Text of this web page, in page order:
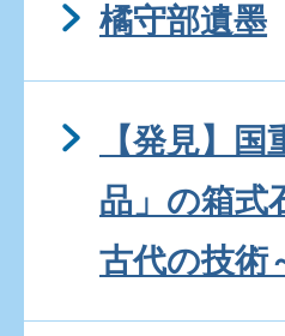
橘守部遺墨
【発見】
品」の箱式
古代の技術